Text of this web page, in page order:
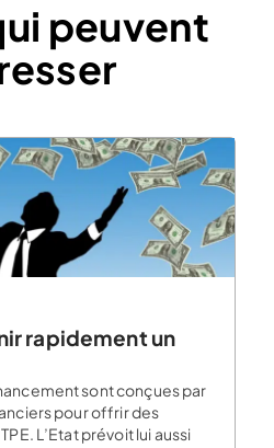
peuvent
rapidement un
sont conçues par
pour offrir des
L’Etat prévoit lui aussi